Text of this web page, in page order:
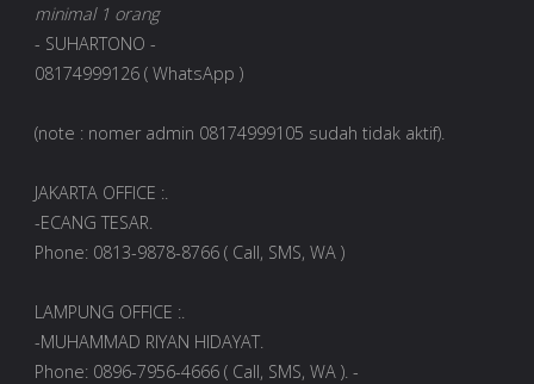
minimal 1 orang
- SUHARTONO -
08174999126 ( WhatsApp )
(note : nomer admin 08174999105 sudah tidak aktif).
JAKARTA OFFICE :.
-ECANG TESAR.
Phone: 0813-9878-8766 ( Call, SMS, WA )
LAMPUNG OFFICE :.
-MUHAMMAD RIYAN HIDAYAT.
Phone: 0896-7956-4666 ( Call, SMS, WA ). -